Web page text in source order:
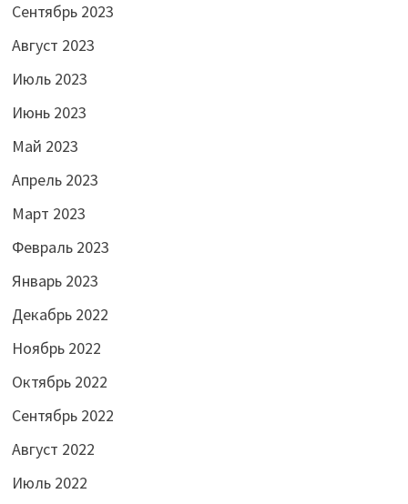
Сентябрь 2023
Август 2023
Июль 2023
Июнь 2023
Май 2023
Апрель 2023
Март 2023
Февраль 2023
Январь 2023
Декабрь 2022
Ноябрь 2022
Октябрь 2022
Сентябрь 2022
Август 2022
Июль 2022